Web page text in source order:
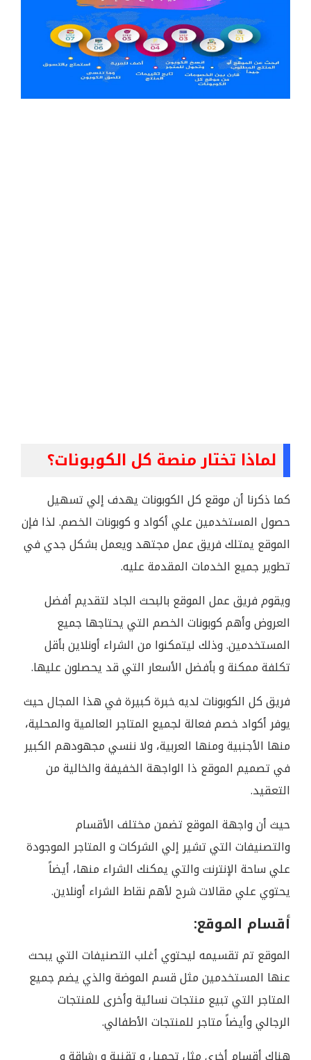
لماذا تختار منصة كل الكوبونات؟
كما ذكرنا أن موقع كل الكوبونات يهدف إلي تسهيل
حصول المستخدمين علي أكواد و كوبونات الخصم. لذا فإن
الموقع يمتلك فريق عمل مجتهد ويعمل بشكل جدي في
تطوير جميع الخدمات المقدمة عليه.
ويقوم فريق عمل الموقع بالبحث الجاد لتقديم أفضل
العروض وأهم كوبونات الخصم التي يحتاجها جميع
المستخدمين. وذلك ليتمكنوا من الشراء أونلاين بأقل
تكلفة ممكنة و بأفضل الأسعار التي قد يحصلون عليها.
فريق كل الكوبونات لديه خبرة كبيرة في هذا المجال حيث
يوفر أكواد خصم فعالة لجميع المتاجر العالمية والمحلية،
منها الأجنبية ومنها العربية، ولا ننسي مجهودهم الكبير
في تصميم الموقع ذا الواجهة الخفيفة والخالية من
التعقيد.
حيث أن واجهة الموقع تضمن مختلف الأقسام
والتصنيفات التي تشير إلي الشركات و المتاجر الموجودة
علي ساحة الإنترنت والتي يمكنك الشراء منها، أيضاً
يحتوي علي مقالات شرح لأهم نقاط الشراء أونلاين.
أقسام الموقع:
الموقع تم تقسيمه ليحتوي أغلب التصنيفات التي يبحث
عنها المستخدمين مثل قسم الموضة والذي يضم جميع
المتاجر التي تبيع منتجات نسائية وأخرى للمنتجات
الرجالي وأيضاً متاجر للمنتجات الأطفالي.